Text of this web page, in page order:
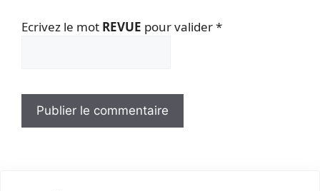
Ecrivez le mot REVUE pour valider*